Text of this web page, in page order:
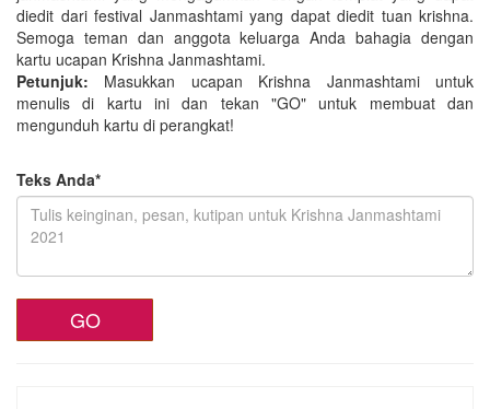
diedit dari festival Janmashtami yang dapat diedit tuan krishna.
Semoga teman dan anggota keluarga Anda bahagia dengan
kartu ucapan Krishna Janmashtami.
Petunjuk: Masukkan ucapan Krishna Janmashtami untuk
menulis di kartu ini dan tekan "GO" untuk membuat dan
mengunduh kartu di perangkat!
Teks Anda*